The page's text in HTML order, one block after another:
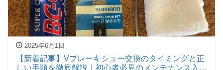
2025年6月1日
【新着記事】Vブレーキシュー交換のタイミングと正
しい手順を徹底解説｜初心者必見のメンテナンス入